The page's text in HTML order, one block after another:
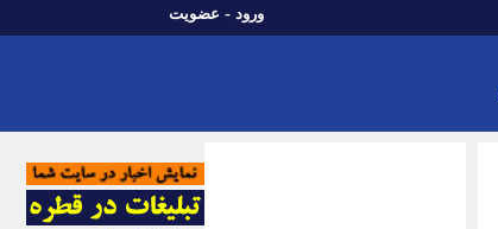
ورود - عضویت